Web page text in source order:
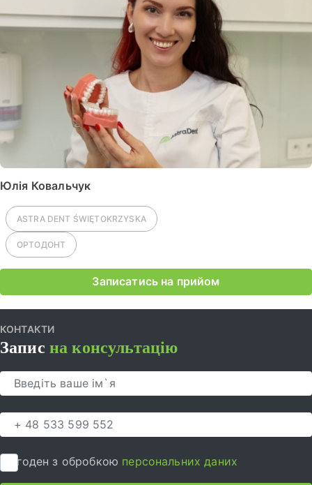
Юлія Ковальчук
ASTRA DENT ŚWIĘTOKRZYSKA
ОРТОДОНТ
Записатись на прийом
КОНТАКТИ
Запис на консультацію
Я згоден з обробкою персональних даних